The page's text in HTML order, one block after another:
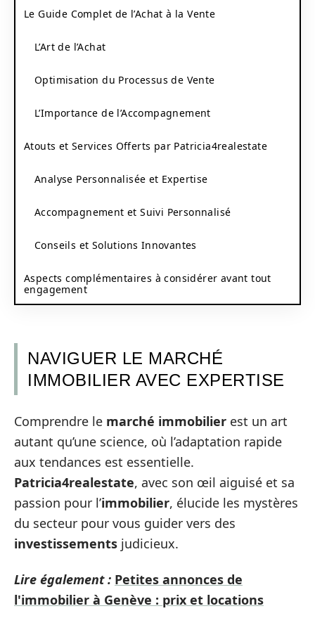
Le Guide Complet de l’Achat à la Vente
L’Art de l’Achat
Optimisation du Processus de Vente
L’Importance de l’Accompagnement
Atouts et Services Offerts par Patricia4realestate
Analyse Personnalisée et Expertise
Accompagnement et Suivi Personnalisé
Conseils et Solutions Innovantes
Aspects complémentaires à considérer avant tout
engagement
NAVIGUER LE MARCHÉ
IMMOBILIER AVEC EXPERTISE
Comprendre le marché immobilier est un art
autant qu’une science, où l’adaptation rapide
aux tendances est essentielle.
Patricia4realestate, avec son œil aiguisé et sa
passion pour l’immobilier, élucide les mystères
du secteur pour vous guider vers des
investissements judicieux.
Lire également : Petites annonces de
l'immobilier à Genève : prix et locations